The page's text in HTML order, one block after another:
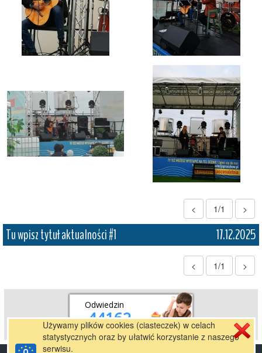
< 1/1 >
Tu wpisz tytuł aktualności #1 17.12.2025
< 1/1 >
Odwiedzin
44162
Używamy plików cookies (ciasteczek) w celach
statystycznych oraz by ułatwić korzystanie z naszego
serwisu.